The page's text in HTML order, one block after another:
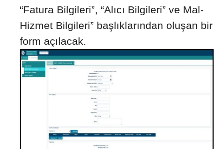
“Fatura Bilgileri”, “Alıcı Bilgileri” ve Mal-
Hizmet Bilgileri” başlıklarından oluşan bir
form açılacak.